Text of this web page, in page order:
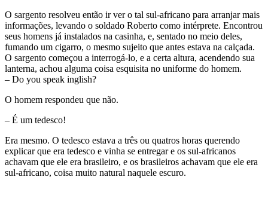
O sargento resolveu então ir ver o tal sul-africano para arranjar mais
informações, levando o soldado Roberto como intérprete. Encontrou
seus homens já instalados na casinha, e, sentado no meio deles,
fumando um cigarro, o mesmo sujeito que antes estava na calçada.
O sargento começou a interrogá-lo, e a certa altura, acendendo sua
lanterna, achou alguma coisa esquisita no uniforme do homem.
– Do you speak inglish?
O homem respondeu que não.
– É um tedesco!
Era mesmo. O tedesco estava a três ou quatros horas querendo
explicar que era tedesco e vinha se entregar e os sul-africanos
achavam que ele era brasileiro, e os brasileiros achavam que ele era
sul-africano, coisa muito natural naquele escuro.